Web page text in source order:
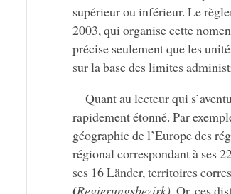
supérieur ou inférieur. Le
2003, qui organise cette
précise seulement que les
sur la base des limites
Quant au lecteur qui
rapidement étonné. Par
géographie de l’Europe des
régional correspondant à ses
ses 16 Länder, territoires